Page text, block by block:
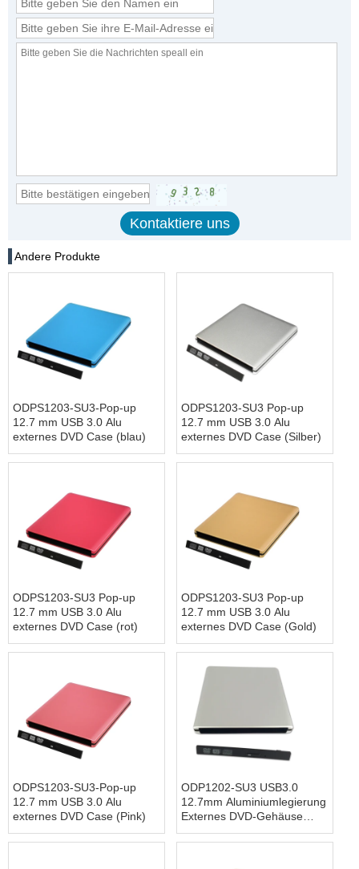
Andere Produkte
ODPS1203-SU3-Pop-up
12.7 mm USB 3.0 Alu
externes DVD Case (blau)
ODPS1203-SU3 Pop-up
12.7 mm USB 3.0 Alu
externes DVD Case (Silber)
ODPS1203-SU3 Pop-up
12.7 mm USB 3.0 Alu
externes DVD Case (rot)
ODPS1203-SU3 Pop-up
12.7 mm USB 3.0 Alu
externes DVD Case (Gold)
ODPS1203-SU3-Pop-up
12.7 mm USB 3.0 Alu
externes DVD Case (Pink)
ODP1202-SU3 USB3.0
12.7mm Aluminiumlegierung
Externes DVD-Gehäuse
(Siver)